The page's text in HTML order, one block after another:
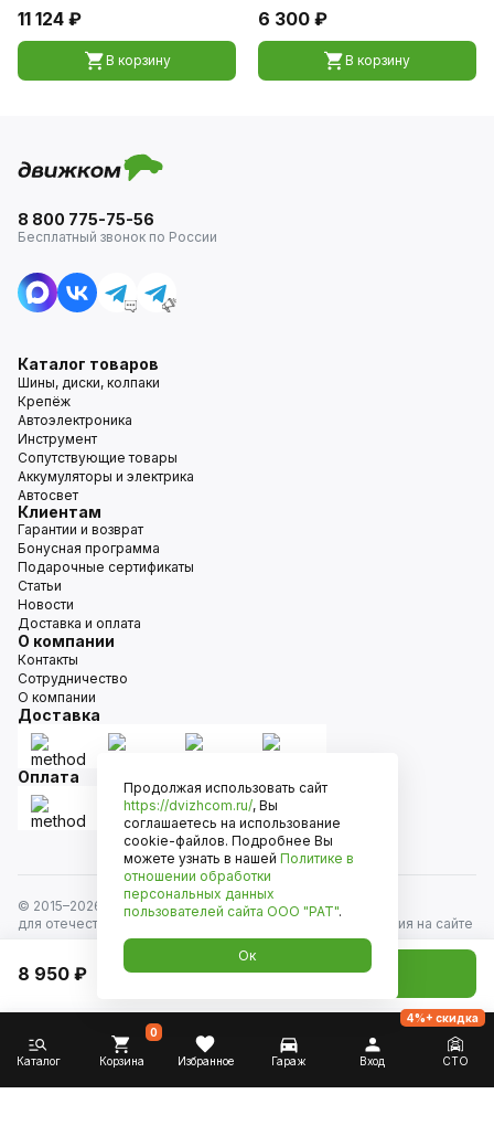
11 124 ₽
В корзину
6 300 ₽
В корзину
8 950 ₽ Добавить в корзину
8 800 775-75-56
Бесплатный звонок по России
Каталог товаров
Шины, диски, колпаки
Крепёж
Автоэлектроника
Инструмент
Сопутствующие товары
Аккумуляторы и электрика
Автосвет
Клиентам
Гарантии и возврат
Бонусная программа
Подарочные сертификаты
Статьи
Новости
Доставка и оплата
О компании
Контакты
Сотрудничество
О компании
Доставка
Оплата
© 2015–2026
Движком — сеть магазинов автозапчастей
для отечественных автомобилей и иномарок. Информация на сайте
носит исключительно информационный характер и не является
публичной офертой, определяемой положениями
ст. 437 Гражданского кодекса РФ. Все права защищены.
Каталог Корзина
0
Избранное Гараж Вход СТО
4%+ скидка
Продолжая использовать сайт
https://dvizhcom.ru/, Вы
соглашаетесь на использование
cookie-файлов. Подробнее Вы
можете узнать в нашей Политике в
отношении обработки
персональных данных
пользователей сайта ООО "РАТ".
Ок